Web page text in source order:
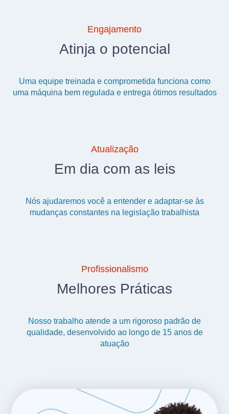
Engajamento
Atinja o potencial
Uma equipe treinada e comprometida funciona como
uma máquina bem regulada e entrega ótimos resultados
Atualização
Em dia com as leis
Nós ajudaremos você a entender e adaptar-se às
mudanças constantes na legislação trabalhista
Profissionalismo
Melhores Práticas
Nosso trabalho atende a um rigoroso padrão de
qualidade, desenvolvido ao longo de 15 anos de
atuação